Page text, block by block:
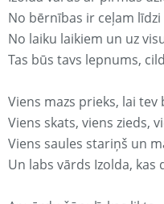
No bērnības ir ceļam
No laiku laikiem un uz
Tas būs tavs lepnums,
Viens mazs prieks, lai
Viens skats, viens zieds,
Viens saules stariņš un
Un labs vārds Izolda, kas